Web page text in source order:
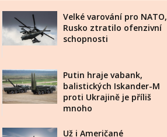
Velké varování pro NATO,
Rusko ztratilo ofenzivní
schopnosti
Putin hraje vabank,
balistických Iskander-M
proti Ukrajině je příliš
mnoho
Už i Američané